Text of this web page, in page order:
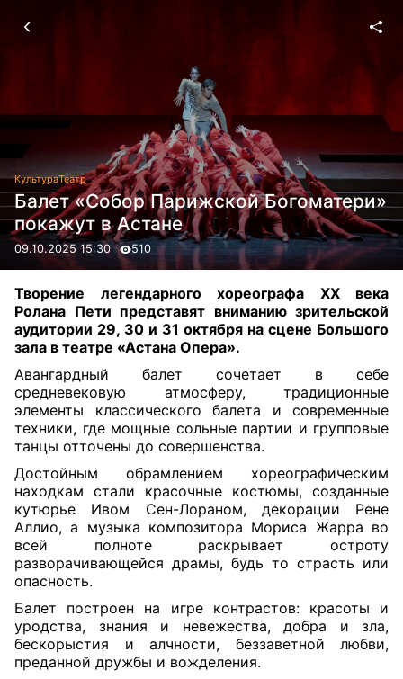
КультураТеатр
Балет «Собор Парижской Богоматери»
покажут в Астане
09.10.2025 15:30 510
Творение легендарного хореографа XX века
Ролана Пети представят вниманию зрительской
аудитории 29, 30 и 31 октября на сцене Большого
зала в театре «Астана Опера».
Авангардный балет сочетает в себе
средневековую атмосферу, традиционные
элементы классического балета и современные
техники, где мощные сольные партии и групповые
танцы отточены до совершенства.
Достойным обрамлением хореографическим
находкам стали красочные костюмы, созданные
кутюрье Ивом Сен-Лораном, декорации Рене
Аллио, а музыка композитора Мориса Жарра во
всей полноте раскрывает остроту
разворачивающейся драмы, будь то страсть или
опасность.
Балет построен на игре контрастов: красоты и
уродства, знания и невежества, добра и зла,
бескорыстия и алчности, беззаветной любви,
преданной дружбы и вожделения.